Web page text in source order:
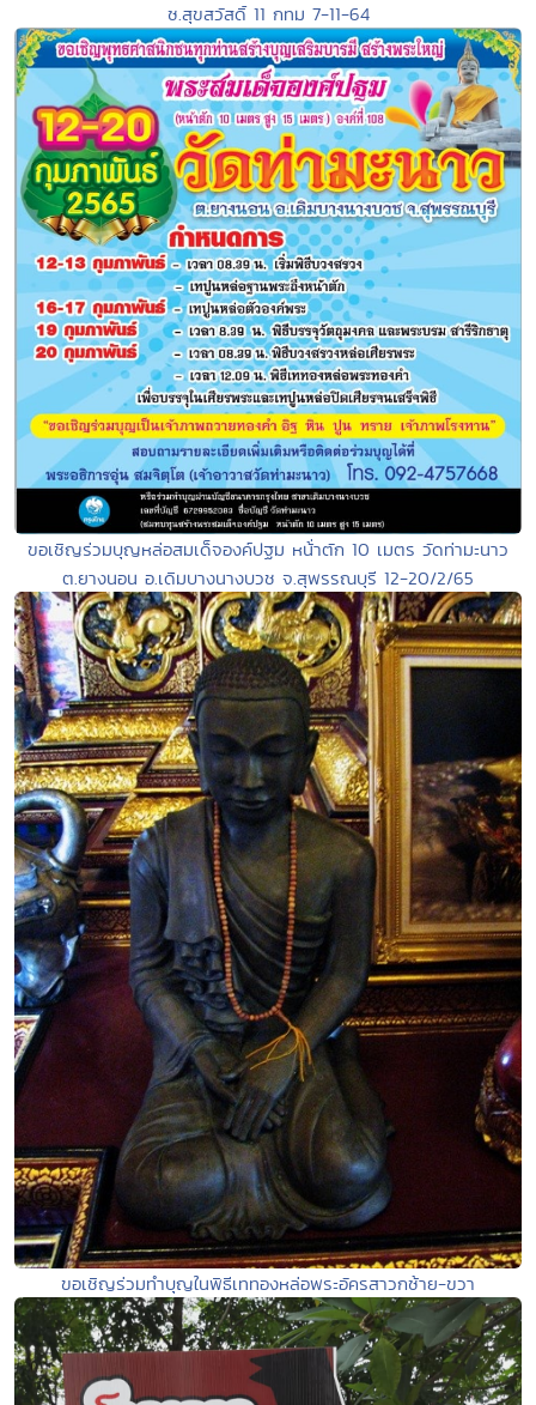
ซ.สุขสวัสดิ์ 11 กทม 7-11-64
ขอเชิญร่วมบุญหล่อสมเด็จองค์ปฐม หน้่าตัก 10 เมตร วัดท่ามะนาว
ต.ยางนอน อ.เดิมบางนางบวช จ.สุพรรณบุรี 12-20/2/65
ขอเชิญร่วมทำบุญในพิธีเททองหล่อพระอัครสาวกซ้าย-ขวา